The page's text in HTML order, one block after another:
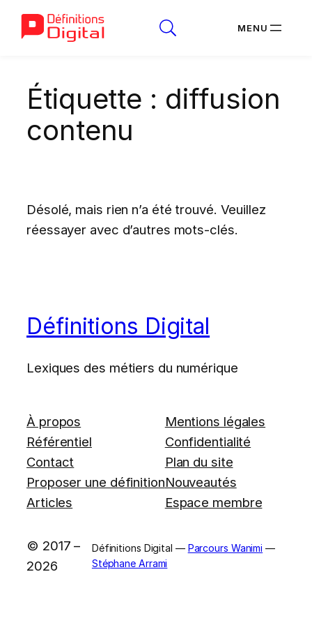
contenu
Étiquette : diffusion
contenu
Désolé, mais rien n’a été trouvé. Veuillez
réessayer avec d’autres mots-clés.
Définitions Digital
Lexiques des métiers du numérique
À propos
Référentiel
Contact
Proposer une définition
Articles
Mentions légales
Confidentialité
Plan du site
Nouveautés
Espace membre
© 2017 –
2026
Définitions Digital — Parcours Wanimi —
Stéphane Arrami